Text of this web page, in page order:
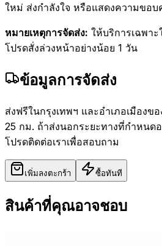
ใหม่ ส่งกำลังใจ หรือแสดงความขอ
หมายเหตุการจัดส่ง: ให้บริการเฉพา
โปรดสั่งล่วงหน้าอย่างน้อย 1 วัน
ข้อมูลการจัดส่ง
ส่งฟรีในกรุงเทพฯ และอำเภอเมืองข
25 กม. ถ้าส่งนอกระยะทางที่กำหนด
โปรดติดต่อเราเพื่อสอบถาม
เพิ่มลงตะกร้า ซื้อทันที
สินค้าที่คุณอาจชอบ